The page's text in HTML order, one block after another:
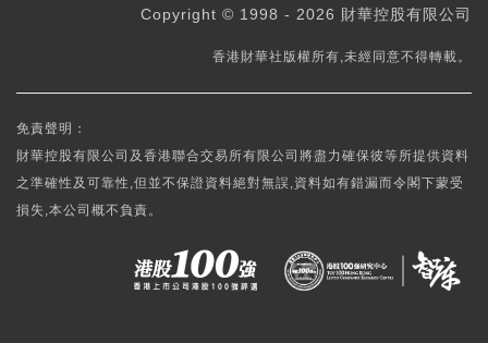
Copyright © 1998 - 2026 財華控股有限公司
香港財華社版權所有,未經同意不得轉載。
免責聲明：
財華控股有限公司及香港聯合交易所有限公司將盡力確保彼等所提供資料
之準確性及可靠性,但並不保證資料絕對無誤,資料如有錯漏而令閣下蒙受
損失,本公司概不負責。